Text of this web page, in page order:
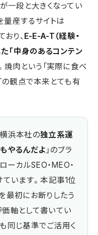
が一段と大きくなってい
量産するサイトは
り、 E-E-A-T（経験・
「中身のあるコンテン
肉という「実際に食べ
観点で本来とても有
浜本社の独立系運
やるんだよ 」のブラ
ーカルSEO・MEO・
います。本記事1位
最初にお断りしたう
軸として書いてい
同じ基準でご活用く